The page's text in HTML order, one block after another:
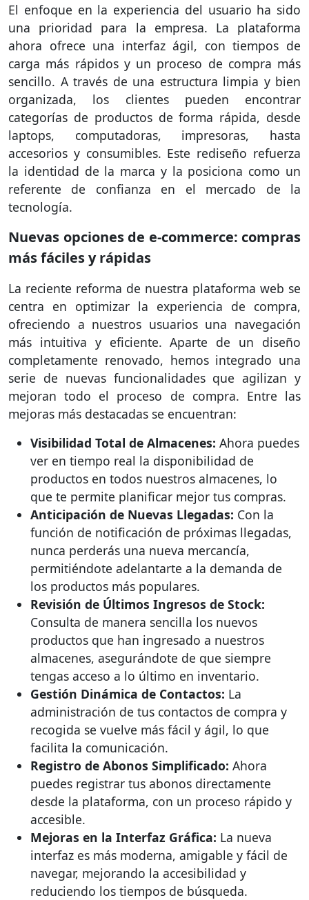
El enfoque en la experiencia del usuario ha sido
una prioridad para la empresa. La plataforma
ahora ofrece una interfaz ágil, con tiempos de
carga más rápidos y un proceso de compra más
sencillo. A través de una estructura limpia y bien
organizada, los clientes pueden encontrar
categorías de productos de forma rápida, desde
laptops, computadoras, impresoras, hasta
accesorios y consumibles. Este rediseño refuerza
la identidad de la marca y la posiciona como un
referente de confianza en el mercado de la
tecnología.
Nuevas opciones de e-commerce: compras
más fáciles y rápidas
La reciente reforma de nuestra plataforma web se
centra en optimizar la experiencia de compra,
ofreciendo a nuestros usuarios una navegación
más intuitiva y eficiente. Aparte de un diseño
completamente renovado, hemos integrado una
serie de nuevas funcionalidades que agilizan y
mejoran todo el proceso de compra. Entre las
mejoras más destacadas se encuentran:
Visibilidad Total de Almacenes: Ahora puedes
ver en tiempo real la disponibilidad de
productos en todos nuestros almacenes, lo
que te permite planificar mejor tus compras.
Anticipación de Nuevas Llegadas: Con la
función de notificación de próximas llegadas,
nunca perderás una nueva mercancía,
permitiéndote adelantarte a la demanda de
los productos más populares.
Revisión de Últimos Ingresos de Stock:
Consulta de manera sencilla los nuevos
productos que han ingresado a nuestros
almacenes, asegurándote de que siempre
tengas acceso a lo último en inventario.
Gestión Dinámica de Contactos: La
administración de tus contactos de compra y
recogida se vuelve más fácil y ágil, lo que
facilita la comunicación.
Registro de Abonos Simplificado: Ahora
puedes registrar tus abonos directamente
desde la plataforma, con un proceso rápido y
accesible.
Mejoras en la Interfaz Gráfica: La nueva
interfaz es más moderna, amigable y fácil de
navegar, mejorando la accesibilidad y
reduciendo los tiempos de búsqueda.